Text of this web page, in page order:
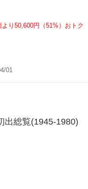
より50,600円（51%）おトク
01
出総覧(1945-1980)